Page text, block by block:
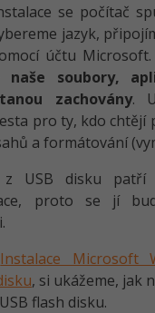
se počítač
jazyk,
účtu
naše soubory,
zachovány.
pro ty, kdo chtějí
a formátování
z USB disku patří
proto se jí
Instalace Microsoft
, si ukážeme, jak
flash disku.